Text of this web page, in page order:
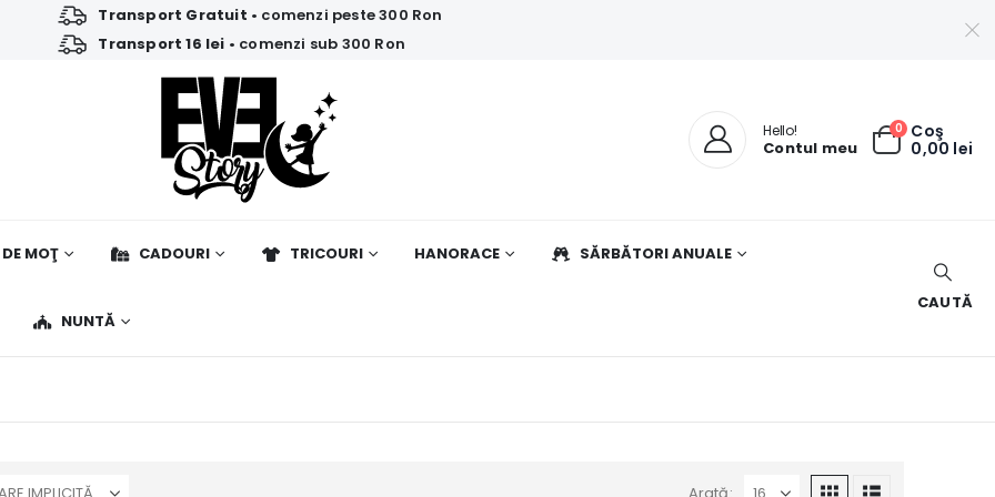
Transport Gratuit • comenzi peste 300 Ron
Transport 16 lei • comenzi sub 300 Ron
Hello!
Contul meu
0 Coş
0,00 lei
MOŢ CADOURI TRICOURI HANORACE SĂRBĂTORI ANUALE
NUNTĂ
CAUTĂ